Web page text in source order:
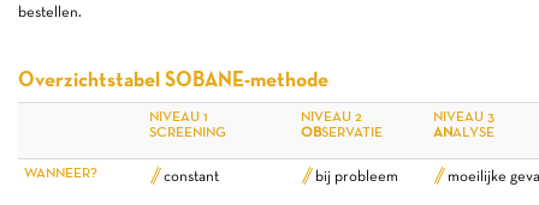
bestellen.
Overzichtstabel SOBANE-methode
NIVEAU 1
SCREENING
NIVEAU 2
OBSERVATIE
NIVEAU 3
ANALYSE
WANNEER? constant bij probleem moeilijke